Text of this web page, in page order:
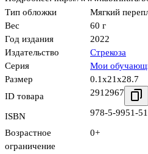
Тип обложки
Мягкий
Вес
60 г
Год издания
2022
Издательство
Стрекоза
Серия
Мои
Размер
0.1x21x28.7
ID товара
2912967
ISBN 978-5-9951-
Возрастное
ограничение
0+